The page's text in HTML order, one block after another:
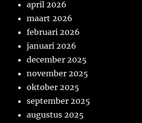
april 2026
maart 2026
februari 2026
januari 2026
december 2025
november 2025
oktober 2025
september 2025
augustus 2025